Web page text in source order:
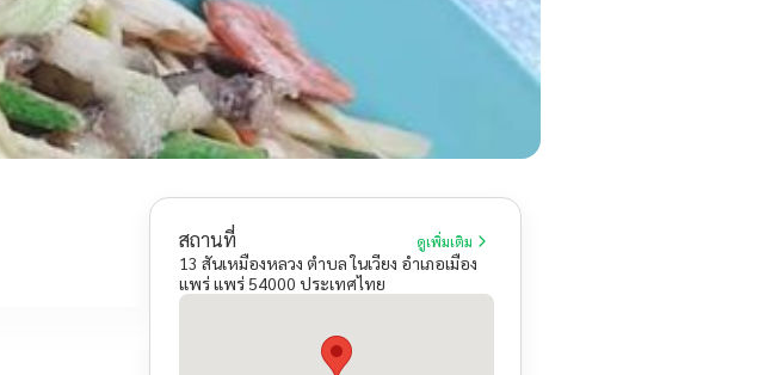
สถานที่ ดูเพิ่มเติม
13 สันเหมืองหลวง ตำบล ในเวียง อำเภอเมือง
แพร่ แพร่ 54000 ประเทศไทย